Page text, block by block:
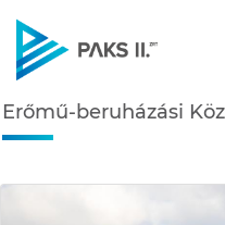
Navigáció
Erőmű-
Erőmű-beruházási